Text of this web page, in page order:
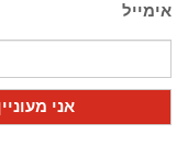
אימייל